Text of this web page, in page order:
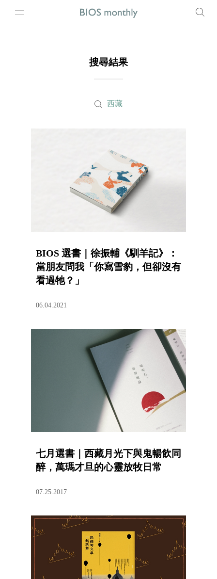
搜尋結果
西藏
BIOS 選書｜徐振輔《馴羊記》：
當朋友問我「你寫雪豹，但卻沒有
看過牠？」
06.04.2021
七月選書｜西藏月光下與鬼暢飲同
醉，萬瑪才旦的心靈放牧日常
07.25.2017